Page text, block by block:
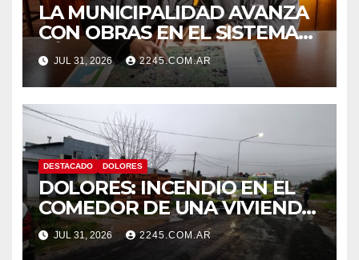
LA MUNICIPALIDAD AVANZA
CON OBRAS EN EL SISTEMA
HÍDRICO DE DOLORES
JUL 31, 2026 2245.COM.AR
DESTACADO DOLORES
DOLORES: INCENDIO EN EL
COMEDOR DE UNA VIVIENDA
FUE CONTROLADO POR
BOMBEROS
JUL 31, 2026 2245.COM.AR